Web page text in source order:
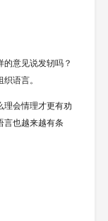
意见说发轫吗？
语言。
理会情理才更有劝
言也越来越有条